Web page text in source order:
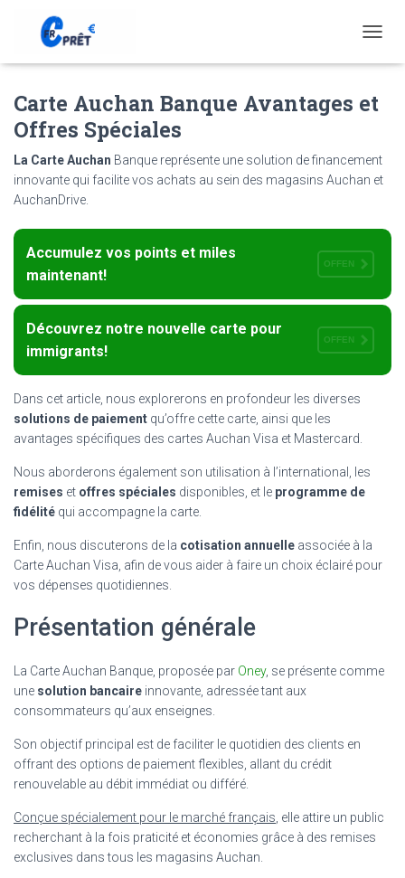
O
G
L
A
V
T
N
Carte Auchan Banque Avantages et
Offres Spéciales
La Carte Auchan Banque représente une solution de financement
innovante qui facilite vos achats au sein des magasins Auchan et
AuchanDrive.
Accumulez vos points et miles
maintenant!
OFFEN
Découvrez notre nouvelle carte pour
immigrants!
OFFEN
Dans cet article, nous explorerons en profondeur les diverses
solutions de paiement qu’offre cette carte, ainsi que les
avantages spécifiques des cartes Auchan Visa et Mastercard.
Nous aborderons également son utilisation à l’international, les
remises et offres spéciales disponibles, et le programme de
fidélité qui accompagne la carte.
Enfin, nous discuterons de la cotisation annuelle associée à la
Carte Auchan Visa, afin de vous aider à faire un choix éclairé pour
vos dépenses quotidiennes.
Présentation générale
La Carte Auchan Banque, proposée par Oney, se présente comme
une solution bancaire innovante, adressée tant aux
consommateurs qu’aux enseignes.
Son objectif principal est de faciliter le quotidien des clients en
offrant des options de paiement flexibles, allant du crédit
renouvelable au débit immédiat ou différé.
Conçue spécialement pour le marché français , elle attire un public
recherchant à la fois praticité et économies grâce à des remises
exclusives dans tous les magasins Auchan.